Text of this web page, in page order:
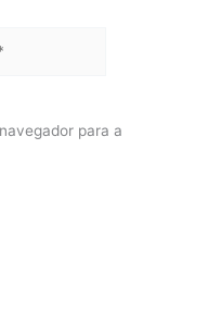
para a